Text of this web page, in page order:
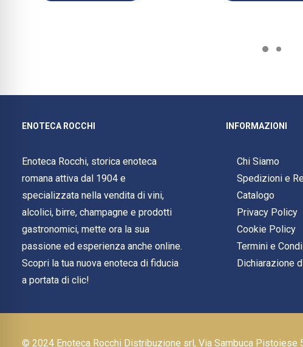
ENOTECA ROCCHI
Enoteca Rocchi, storica enoteca
romana attiva dal 1904 e
specializzata nella vendita di vini,
alcolici, birre, champagne e prodotti
gastronomici, mette ora la sua
passione ed esperienza anche online.
Scopri la tua nuova enoteca di fiducia
a portata di clic!
INFORMAZIONI
Chi Siamo
Spedizioni e
Catalogo
Privacy Policy
Cookie Policy
Termini e
Dichiarazione
© 2024 Enoteca Rocchi Distribuzione srl, Via Sambuca Pistoiese